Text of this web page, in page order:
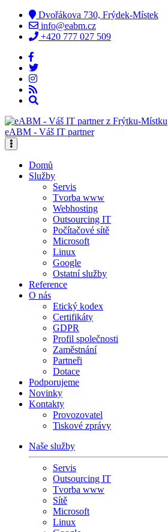
Dvořákova 730, Frýdek-Místek
info@eabm.cz
+420 777 027 509
eABM - Váš IT partner
Domů
Služby
Servis
Tvorba www
Webhosting
Outsourcing IT
Počítačové sítě
Microsoft
Linux
Google
Ostatní služby
Reference
O nás
Etický kodex
Certifikáty
GDPR
Profil společnosti
Zaměstnání
Partneři
Dotace
Podporujeme
Novinky
Kontakty
Provozovatel
Tiskové zprávy
Naše služby
Servis
Outsourcing IT
Tvorba www
Sítě
Microsoft
Linux